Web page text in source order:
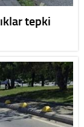
tepki